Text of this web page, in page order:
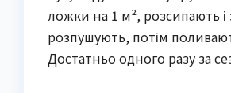
ложки на 1 м², розсипають і
розпушують, потім
Достатньо одного разу за